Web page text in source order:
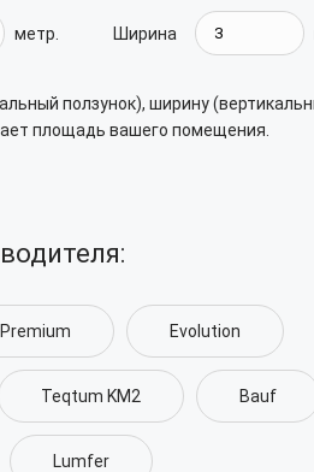
метр. Ширина
ползунок), ширину
площадь вашего помещения.
Premium Evolution
Teqtum KM2 Bauf
Lumfer